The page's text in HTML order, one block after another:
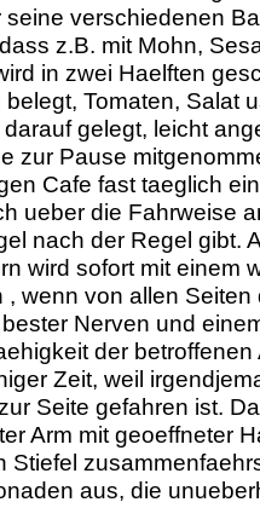
seine verschiedenen
z.B. mit Mohn,
in zwei Haelften
belegt, Tomaten, Salat
gelegt, leicht
zur Pause
Cafe fast taeglich
ueber die Fahrweise
nach der Regel gibt.
wird sofort mit einem
, wenn von allen
Nerven und
der
Zeit, weil
Seite gefahren ist.
Arm mit geoeffneter
Stiefel
aus, die